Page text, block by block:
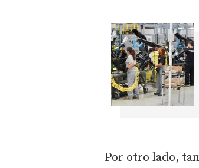
Por otro lado,